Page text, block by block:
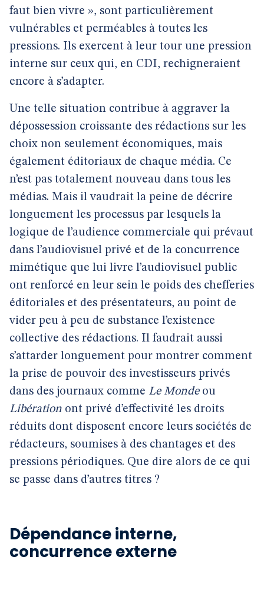
faut bien vivre », sont particulièrement
vulnérables et perméables à toutes les
pressions. Ils exercent à leur tour une pression
interne sur ceux qui, en CDI, rechigneraient
encore à s’adapter.
Une telle situation contribue à aggraver la
dépossession croissante des rédactions sur les
choix non seulement économiques, mais
également éditoriaux de chaque média. Ce
n’est pas totalement nouveau dans tous les
médias. Mais il vaudrait la peine de décrire
longuement les processus par lesquels la
logique de l’audience commerciale qui prévaut
dans l’audiovisuel privé et de la concurrence
mimétique que lui livre l’audiovisuel public
ont renforcé en leur sein le poids des chefferies
éditoriales et des présentateurs, au point de
vider peu à peu de substance l’existence
collective des rédactions. Il faudrait aussi
s’attarder longuement pour montrer comment
la prise de pouvoir des investisseurs privés
dans des journaux comme Le Mondeou
Libération ont privé d’effectivité les droits
réduits dont disposent encore leurs sociétés de
rédacteurs, soumises à des chantages et des
pressions périodiques. Que dire alors de ce qui
se passe dans d’autres titres ?
Dépendance interne,
concurrence externe